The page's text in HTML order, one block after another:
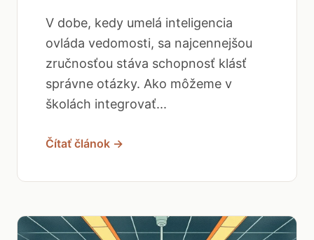
V dobe, kedy umelá inteligencia
ovláda vedomosti, sa najcennejšou
zručnosťou stáva schopnosť klásť
správne otázky. Ako môžeme v
školách integrovať...
Čítať článok →